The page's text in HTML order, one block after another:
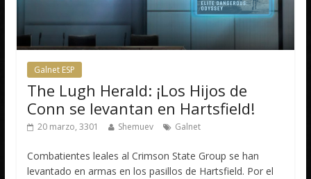
Galnet ESP
The Lugh Herald: ¡Los Hijos de
Conn se levantan en Hartsfield!
20 marzo, 3301 Shemuev Galnet
Combatientes leales al Crimson State Group se han
levantado en armas en los pasillos de Hartsfield. Por el